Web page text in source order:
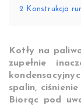
2
Konstrukcja
Kotły na
zupełnie
spalin,
Biorąc pod